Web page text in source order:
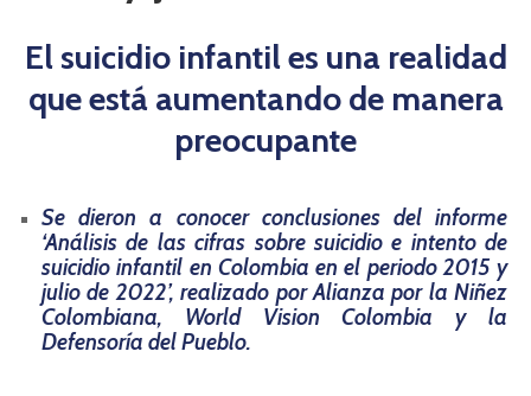
El suicidio infantil es una realidad
que está aumentando de manera
preocupante
Se dieron a conocer conclusiones del informe
‘Análisis de las cifras sobre suicidio e intento de
suicidio infantil en Colombia en el periodo 2015 y
julio de 2022’, realizado por Alianza por la Niñez
Colombiana, World Vision Colombia y la
Defensoría del Pueblo.